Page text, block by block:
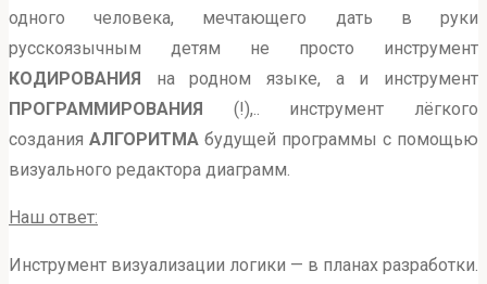
одного человека, мечтающего дать в руки
русскоязычным детям не просто инструмент
КОДИРОВАНИЯ на родном языке, а и инструмент
ПРОГРАММИРОВАНИЯ (!),.. инструмент лёгкого
создания АЛГОРИТМА будущей программы с помощью
визуального редактора диаграмм.
Наш ответ:
Инструмент визуализации логики — в планах разработки.